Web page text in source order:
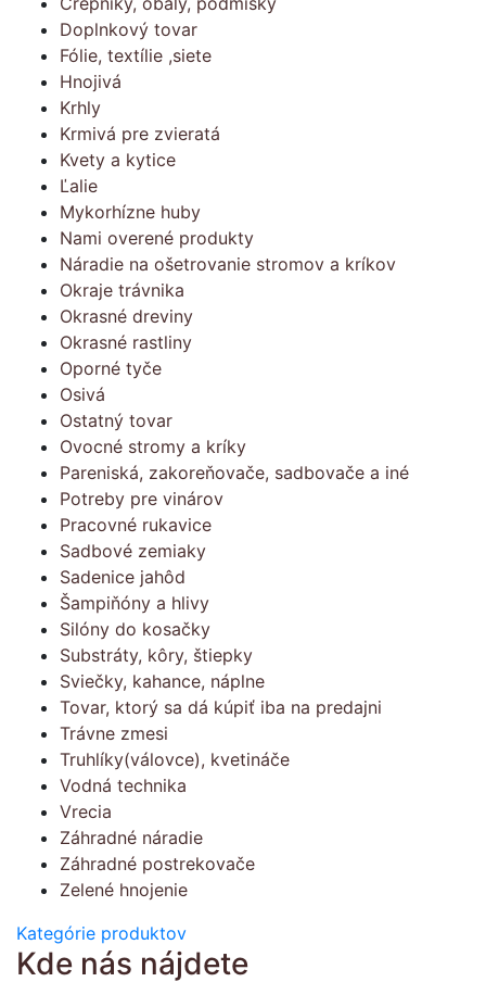
Doplnkový tovar
Fólie, textílie ,siete
Hnojivá
Krhly
Krmivá pre zvieratá
Kvety a kytice
Ľalie
Mykorhízne huby
Nami overené produkty
Náradie na ošetrovanie stromov a kríkov
Okraje trávnika
Okrasné dreviny
Okrasné rastliny
Oporné tyče
Osivá
Ostatný tovar
Ovocné stromy a kríky
Pareniská, zakoreňovače, sadbovače a iné
Potreby pre vinárov
Pracovné rukavice
Sadbové zemiaky
Sadenice jahôd
Šampiňóny a hlivy
Silóny do kosačky
Substráty, kôry, štiepky
Sviečky, kahance, náplne
Tovar, ktorý sa dá kúpiť iba na predajni
Trávne zmesi
Truhlíky(válovce), kvetináče
Vodná technika
Vrecia
Záhradné náradie
Záhradné postrekovače
Zelené hnojenie
Kategórie produktov
Kde nás nájdete